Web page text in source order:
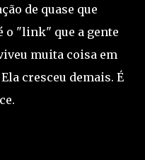
de quase que
o "link" que a gente
muita coisa em
cresceu demais. É